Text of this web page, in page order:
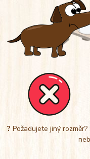
? Požadujete jiný